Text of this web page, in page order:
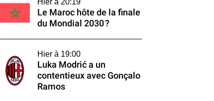
Hier à 20:19
Le Maroc hôte de la finale
du Mondial 2030 ?
Hier à 19:00
Luka Modrić a un
contentieux avec Gonçalo
Ramos